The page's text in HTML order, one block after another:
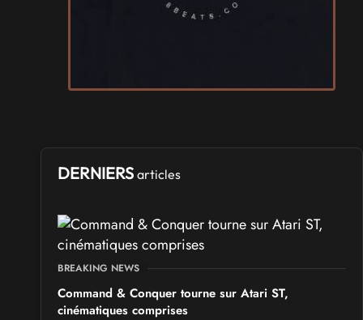
le 8 novembre 2026 - à Morcenx
Arcadia GeekFest 2026
SALONS & CONVENTIONS GEEKS
Ponta Geek 2026
SALONS & CONVENTIONS GEEKS
GeekNIID 2026
les 19 et 20 septembre 2026 - à Grigny
SALONS & CONVENTIONS GEEKS
DERNIERS articles
BREAKING NEWS
Command & Conquer tourne sur Atari ST,
cinématiques comprises